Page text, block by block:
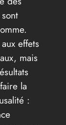
effets
mais
la
: